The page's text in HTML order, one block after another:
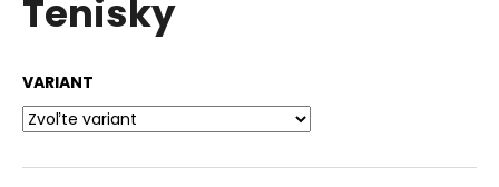
Tenisky
VARIANT
á
s
ť
?